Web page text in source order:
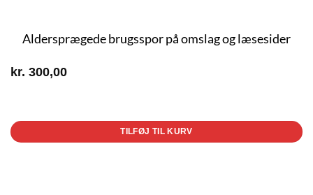
Aldersprægede brugsspor på omslag og læsesider
kr. 300,00
TILFØJ TIL KURV